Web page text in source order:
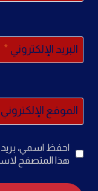
البريد الإلكتروني *
الموقع الإلكتروني
احفظ اسمي،
هذا المتصفح